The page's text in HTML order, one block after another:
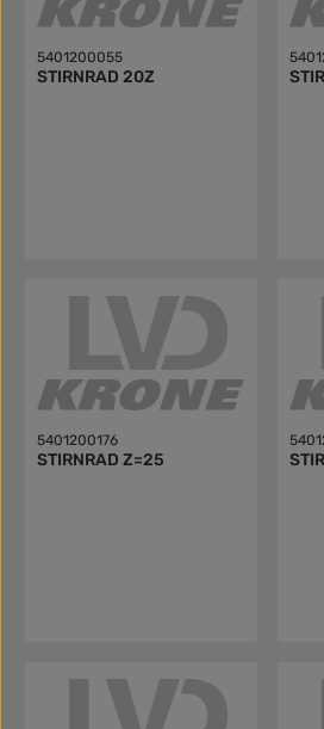
5401200055
STIRNRAD 20Z
5401200176
STIRNRAD Z=25